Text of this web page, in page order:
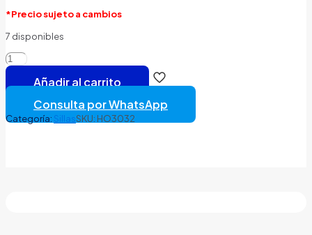
*Precio sujeto a cambios
7 disponibles
SILLA
GAMING
NOBLECHAIRS
CUERO
SINTÉTICO
Añadir al carrito
Consulta por WhatsApp
Categoría: SillasSKU: HO3032